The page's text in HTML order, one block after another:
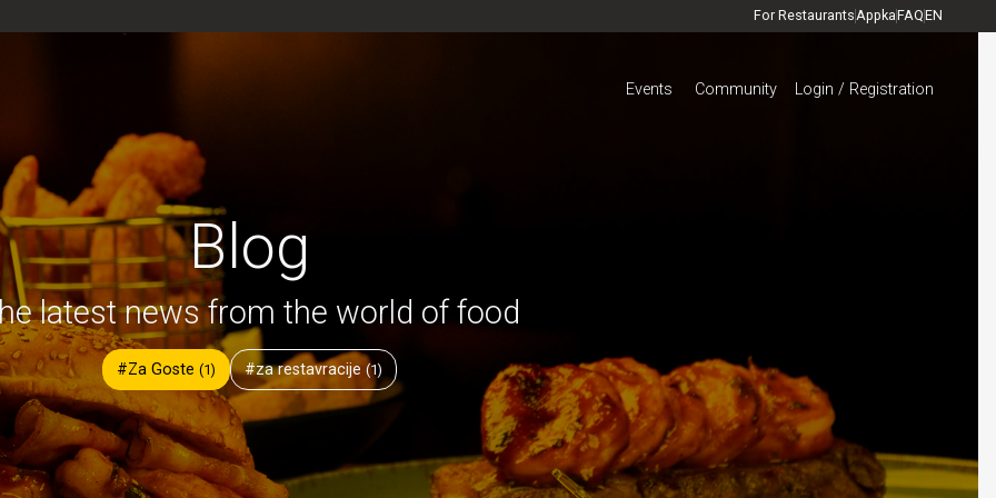
For RestaurantsAppkaFAQEN
Events Community Login / Registration
Blog
latest news from the world of food
#Za Goste (1) #za restavracije (1)